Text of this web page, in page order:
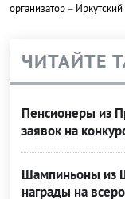
организатор –
ЧИТАЙТЕ
Пенсионеры из
заявок на
Шампиньоны из
награды на